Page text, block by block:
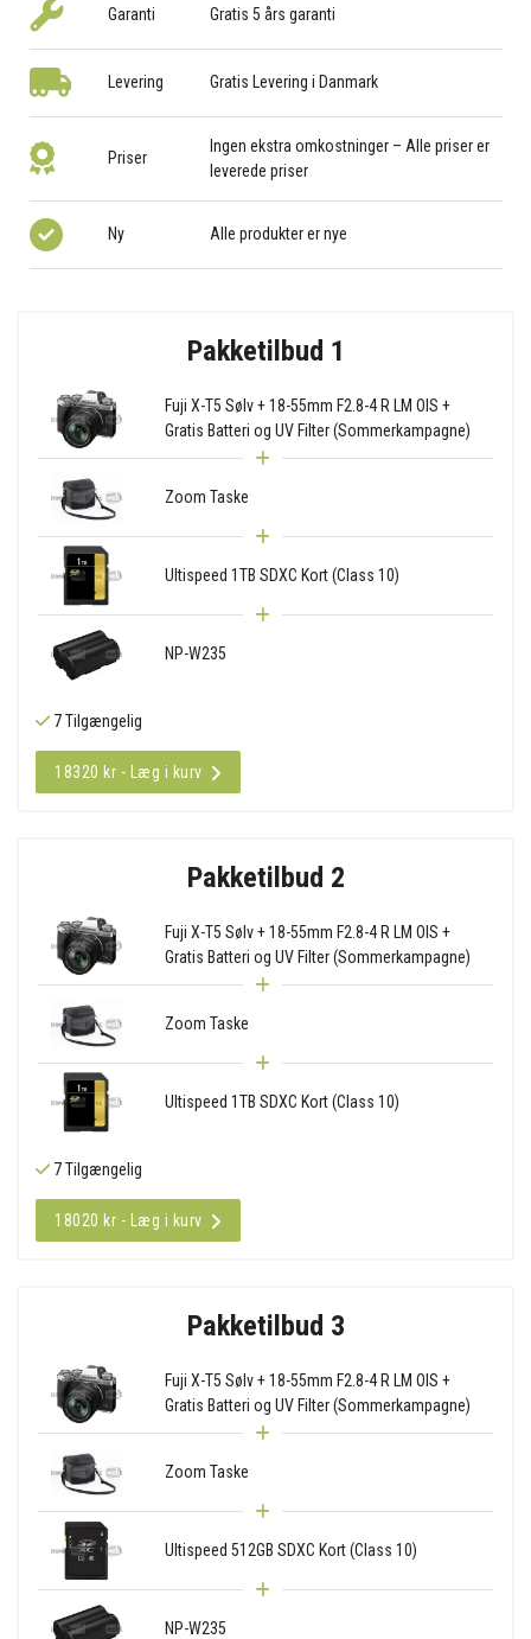
Garanti Gratis 5 års garanti
Levering Gratis Levering i Danmark
Priser
Ingen ekstra omkostninger – Alle priser er
leverede priser
Ny Alle produkter er nye
Pakketilbud 1
Fuji X-T5 Sølv + 18-55mm F2.8-4 R LM OIS +
Gratis Batteri og UV Filter (Sommerkampagne)
Zoom Taske
Ultispeed 1TB SDXC Kort (Class 10)
NP-W235
7 Tilgængelig
18320 kr - Læg i kurv
Pakketilbud 2
Fuji X-T5 Sølv + 18-55mm F2.8-4 R LM OIS +
Gratis Batteri og UV Filter (Sommerkampagne)
Zoom Taske
Ultispeed 1TB SDXC Kort (Class 10)
7 Tilgængelig
18020 kr - Læg i kurv
Pakketilbud 3
Fuji X-T5 Sølv + 18-55mm F2.8-4 R LM OIS +
Gratis Batteri og UV Filter (Sommerkampagne)
Zoom Taske
Ultispeed 512GB SDXC Kort (Class 10)
NP-W235